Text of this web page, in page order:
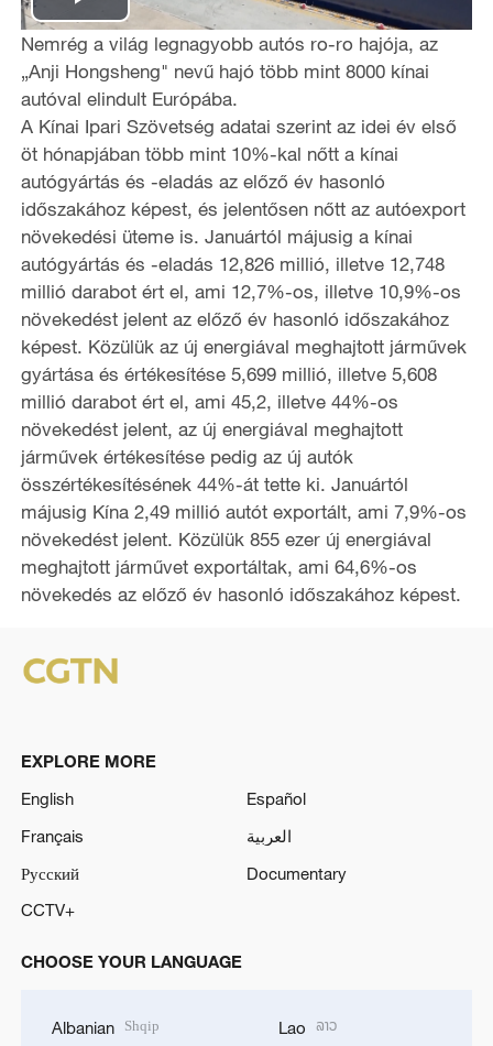
P
l
a
y
V
i
d
e
o
Nemrég a világ legnagyobb autós ro-ro hajója, az
„Anji Hongsheng" nevű hajó több mint 8000 kínai
autóval elindult Európába.
A Kínai Ipari Szövetség adatai szerint az idei év első
öt hónapjában több mint 10%-kal nőtt a kínai
autógyártás és -eladás az előző év hasonló
időszakához képest, és jelentősen nőtt az autóexport
növekedési üteme is. Januártól májusig a kínai
autógyártás és -eladás 12,826 millió, illetve 12,748
millió darabot ért el, ami 12,7%-os, illetve 10,9%-os
növekedést jelent az előző év hasonló időszakához
képest. Közülük az új energiával meghajtott járművek
gyártása és értékesítése 5,699 millió, illetve 5,608
millió darabot ért el, ami 45,2, illetve 44%-os
növekedést jelent, az új energiával meghajtott
járművek értékesítése pedig az új autók
összértékesítésének 44%-át tette ki. Januártól
májusig Kína 2,49 millió autót exportált, ami 7,9%-os
növekedést jelent. Közülük 855 ezer új energiával
meghajtott járművet exportáltak, ami 64,6%-os
növekedés az előző év hasonló időszakához képest.
EXPLORE MORE
English
Español
Français
العربية
Русский
Documentary
CCTV+
CHOOSE YOUR LANGUAGE
Albanian Shqip Lao ລາວ